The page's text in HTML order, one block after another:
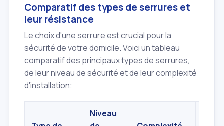
Comparatif des types de serrures et
leur résistance
Le choix d'une serrure est crucial pour la
sécurité de votre domicile. Voici un tableau
comparatif des principaux types de serrures,
de leur niveau de sécurité et de leur complexité
d'installation:
Niveau